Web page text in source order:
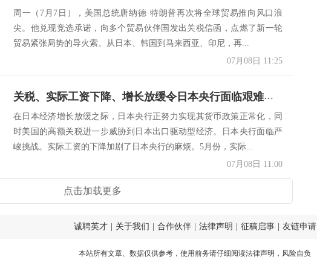
周一（7月7日），美国总统唐纳德·特朗普再次将全球贸易推向风口浪
尖。他兑现竞选承诺，向多个贸易伙伴国发出关税信函，点燃了新一轮
贸易紧张局势的导火索。从日本、韩国到马来西亚、印尼，再...
07月08日 11:25
关税、实际工资下降、增长放缓令日本央行面临艰难抉择
在日本经济增长放缓之际，日本央行正努力实现其货币政策正常化，同
时美国的高额关税进一步威胁到日本出口驱动型经济。日本央行面临严
峻挑战。实际工资的下降加剧了日本央行的麻烦。5月份，实际...
07月08日 11:00
点击加载更多
诚聘英才 关于我们 合作伙伴 法律声明 征稿启事 友链申请
本站所有文章、数据仅供参考，使用前务请仔细阅读法律声明 ，风险自负